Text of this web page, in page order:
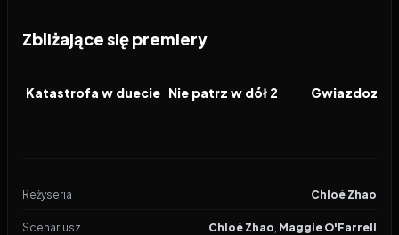
Zbliżające się premiery
FILM
Katastrofa w duecie FILM
Nie patrz w dół 2 FILM
Reżyseria Chloé Zhao
Scenariusz Chloé Zhao, Maggie O'Farrell